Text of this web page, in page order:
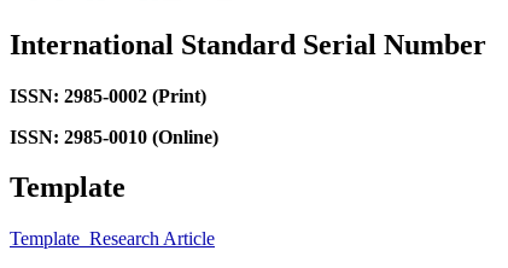
International Standard Serial Number
ISSN: 2985-0002 (Print)
ISSN: 2985-0010 (Online)
Template
Template_Research Article